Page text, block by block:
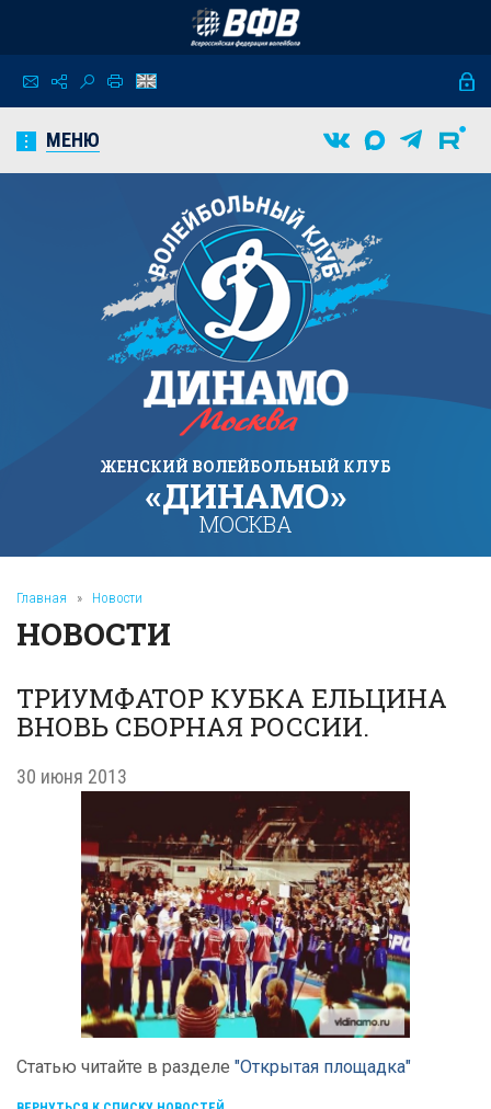
МЕНЮ
ЖЕНСКИЙ ВОЛЕЙБОЛЬНЫЙ КЛУБ
«ДИНАМО»
МОСКВА
Главная » Новости
НОВОСТИ
ТРИУМФАТОР КУБКА ЕЛЬЦИНА
ВНОВЬ СБОРНАЯ РОССИИ.
30 июня 2013
Статью читайте в разделе "Открытая площадка"